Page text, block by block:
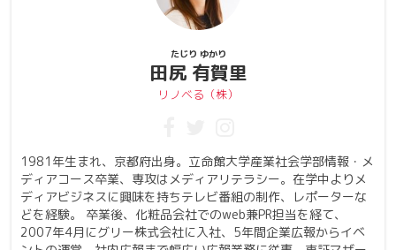
田尻 有賀里
たじり ゆかり
リノベる（株）
1981年生まれ、京都府出身。立命館大学産業社会学部情報・メ
ディアコース卒業、専攻はメディアリテラシー。在学中よりメ
ディアビジネスに興味を持ちテレビ番組の制作、レポーターな
どを経験。 卒業後、化粧品会社でのweb兼PR担当を経て、
2007年4月にグリー株式会社に入社、5年間企業広報からイベ